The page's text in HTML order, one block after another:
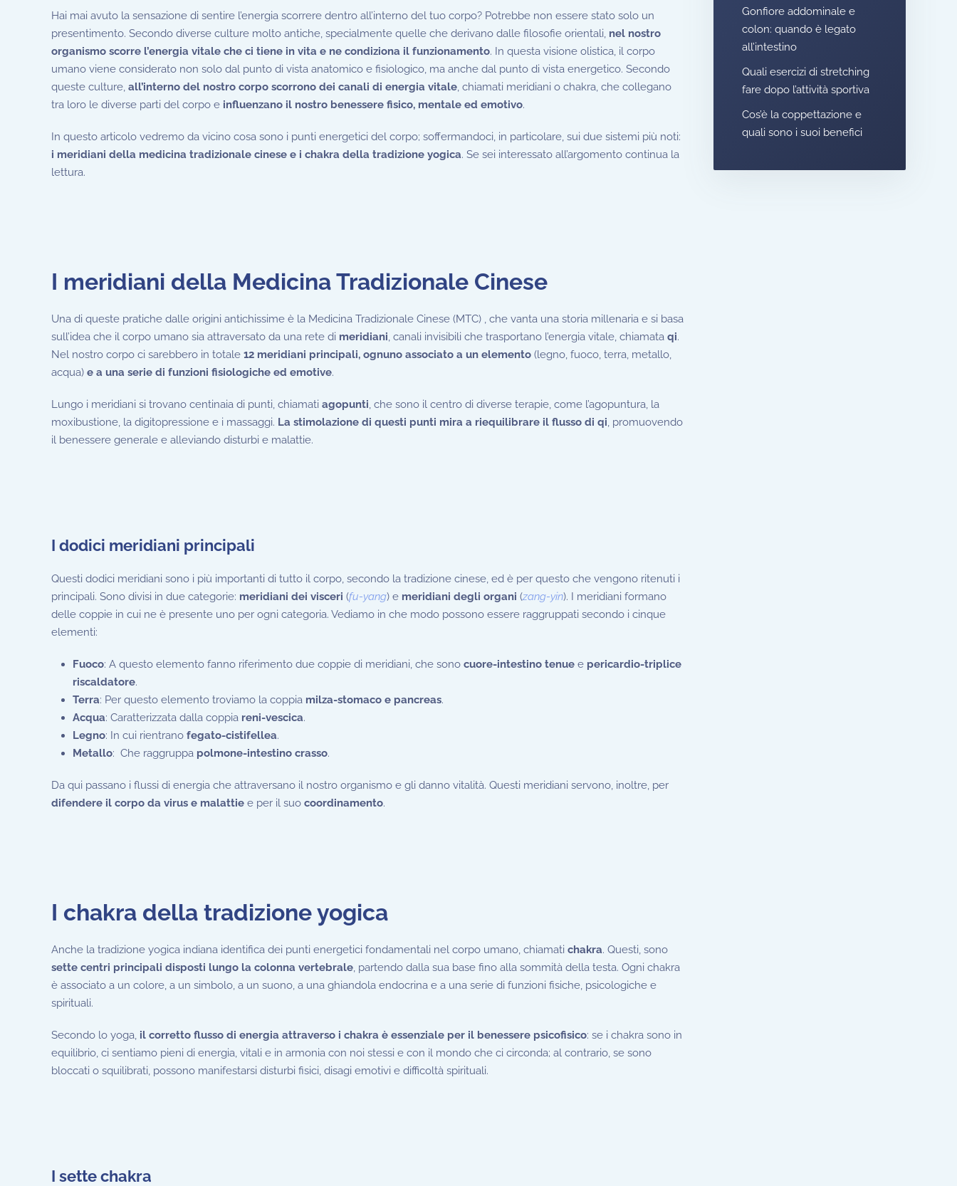
Hai mai avuto la sensazione di sentire l’energia scorrere dentro all’interno del tuo corpo? Potrebbe non essere stato solo un
presentimento. Secondo diverse culture molto antiche, specialmente quelle che derivano dalle filosofie orientali, nel nostro
organismo scorre l’energia vitale che ci tiene in vita e ne condiziona il funzionamento. In questa visione olistica, il corpo
umano viene considerato non solo dal punto di vista anatomico e fisiologico, ma anche dal punto di vista energetico. Secondo
queste culture, all’interno del nostro corpo scorrono dei canali di energia vitale, chiamati meridiani o chakra, che collegano
tra loro le diverse parti del corpo e influenzano il nostro benessere fisico, mentale ed emotivo.
In questo articolo vedremo da vicino cosa sono i punti energetici del corpo; soffermandoci, in particolare, sui due sistemi più noti:
i meridiani della medicina tradizionale cinese e i chakra della tradizione yogica. Se sei interessato all’argomento continua la
lettura.
I meridiani della Medicina Tradizionale Cinese
Una di queste pratiche dalle origini antichissime è la Medicina Tradizionale Cinese (MTC) , che vanta una storia millenaria e si basa
sull’idea che il corpo umano sia attraversato da una rete di meridiani, canali invisibili che trasportano l’energia vitale, chiamata qi.
Nel nostro corpo ci sarebbero in totale 12 meridiani principali, ognuno associato a un elemento (legno, fuoco, terra, metallo,
acqua) e a una serie di funzioni fisiologiche ed emotive.
Lungo i meridiani si trovano centinaia di punti, chiamati agopunti, che sono il centro di diverse terapie, come l’agopuntura, la
moxibustione, la digitopressione e i massaggi. La stimolazione di questi punti mira a riequilibrare il flusso di qi, promuovendo
il benessere generale e alleviando disturbi e malattie.
I dodici meridiani principali
Questi dodici meridiani sono i più importanti di tutto il corpo, secondo la tradizione cinese, ed è per questo che vengono ritenuti i
principali. Sono divisi in due categorie: meridiani dei visceri (fu-yang) e meridiani degli organi (zang-yin). I meridiani formano
delle coppie in cui ne è presente uno per ogni categoria. Vediamo in che modo possono essere raggruppati secondo i cinque
elementi:
Fuoco: A questo elemento fanno riferimento due coppie di meridiani, che sono cuore-intestino tenue e pericardio-triplice
riscaldatore.
Terra: Per questo elemento troviamo la coppia milza-stomaco e pancreas.
Acqua: Caratterizzata dalla coppia reni-vescica.
Legno: In cui rientrano fegato-cistifellea.
Metallo: Che raggruppa polmone-intestino crasso.
Da qui passano i flussi di energia che attraversano il nostro organismo e gli danno vitalità. Questi meridiani servono, inoltre, per
difendere il corpo da virus e malattie e per il suo coordinamento.
I chakra della tradizione yogica
Anche la tradizione yogica indiana identifica dei punti energetici fondamentali nel corpo umano, chiamati chakra. Questi, sono
sette centri principali disposti lungo la colonna vertebrale, partendo dalla sua base fino alla sommità della testa. Ogni chakra
è associato a un colore, a un simbolo, a un suono, a una ghiandola endocrina e a una serie di funzioni fisiche, psicologiche e
spirituali.
Secondo lo yoga, il corretto flusso di energia attraverso i chakra è essenziale per il benessere psicofisico: se i chakra sono in
equilibrio, ci sentiamo pieni di energia, vitali e in armonia con noi stessi e con il mondo che ci circonda; al contrario, se sono
bloccati o squilibrati, possono manifestarsi disturbi fisici, disagi emotivi e difficoltà spirituali.
I sette chakra
Gonfiore addominale e
colon: quando è legato
all’intestino
Quali esercizi di stretching
fare dopo l’attività sportiva
Cos’è la coppettazione e
quali sono i suoi benefici